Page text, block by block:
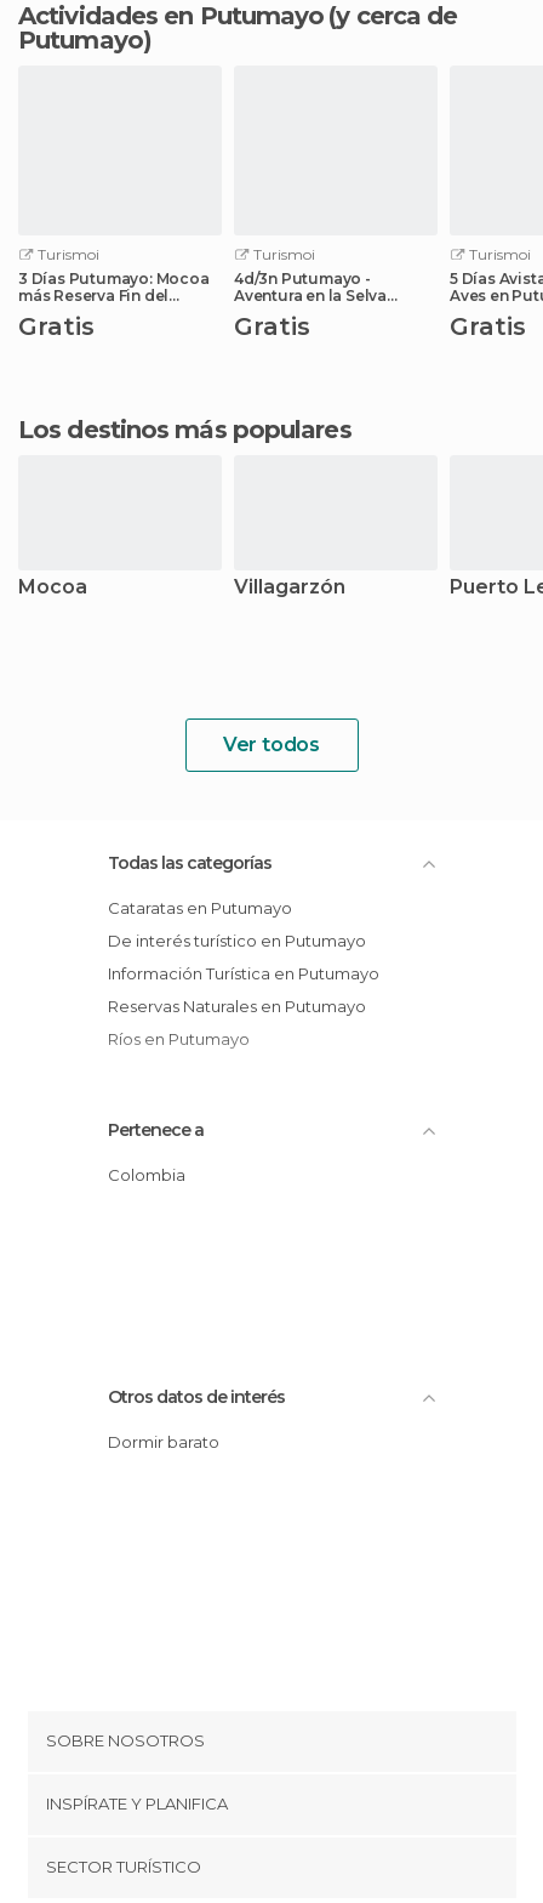
Actividades en Putumayo (y cerca de
Putumayo)
Turismoi
3 Días Putumayo: Mocoa
más Reserva Fin del
Gratis
Turismoi
4d/3n Putumayo -
Aventura en la Selva
Andino-Amazónica
Gratis
Turismoi
5 Días
Aves en
Gratis
Los destinos más populares
Mocoa Villagarzón Puerto
Ver todos
Todas las categorías
Cataratas en Putumayo
De interés turístico en Putumayo
Información Turística en Putumayo
Reservas Naturales en Putumayo
Ríos en Putumayo
Pertenece a
Colombia
Otros datos de interés
Dormir barato
SOBRE NOSOTROS
Cookies
Términos y condiciones
INSPÍRATE Y PLANIFICA
SECTOR TURÍSTICO